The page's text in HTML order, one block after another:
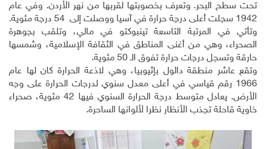
تحت سطح البحر. وتعرف بخصوبتها لقربها من نهر الأردن. وفي عام
1942 سجلت أعلى درجة حرارة في آسيا ووصلت إلى 54 درجة مئوية
.
وتأتي في المرتبة التاسعة تينبوكتو في مالي، وتلقب بجوهرة
الصحراء، وهي من أغنى المناطق في الثقافة الإسلامية، وشمسها
حارقة وتسجل درجات حرارة تفوق الـ 50 مئوية
.
وتقع عاشر منطقة دالول بإثيوبيا، وهي لاذعة الحرارة كان لها عام
1966 رقم قياسي في أعلى معدل سنوي لدرجات الحرارة على وجه
الأرض. يعادل متوسط درجة الحرارة السنوي فيها 42 مئوية، صحراء
خاوية قاحلة تجذب الأنظار نظرا لألوانها الساحرة.